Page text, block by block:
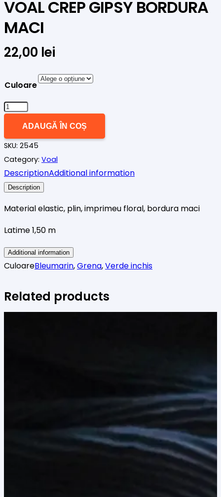
VOAL CREP GIPSY BORDURA
MACI
22,00 lei
Culoare
Cantitate
GIPSY
BORDURA
MACI
ADAUGĂ ÎN COȘ
SKU: 2545
Category: Voal
DescriptionAdditional information
Description
Material elastic, plin, imprimeu floral, bordura maci
Latime 1,50 m
Additional information
CuloareBleumarin,Grena,Verde inchis
Related products